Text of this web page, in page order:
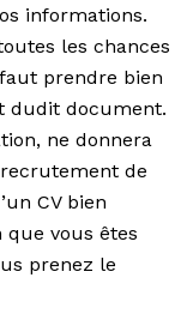
informations.
les chances
prendre bien
dudit document.
ne donnera
de
CV bien
que vous êtes
prenez le